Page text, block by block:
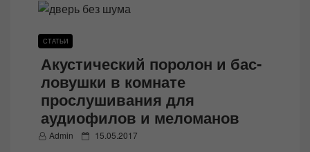
СТАТЬИ
Акустический поролон и бас-
ловушки в комнате
прослушивания для
аудиофилов и меломанов
Admin
P 15.05.2017